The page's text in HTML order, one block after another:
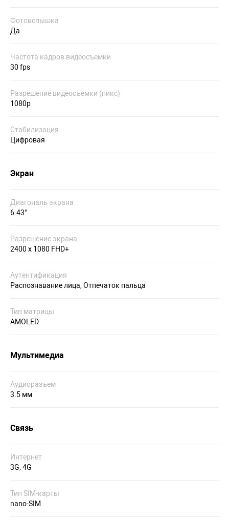
Фотовспышка
Да
Частота кадров видеосъемки
30 fps
Разрешение видеосъемки (пикс)
1080p
Стабилизация
Цифровая
Экран
Диагональ экрана
6.43"
Разрешение экрана
2400 x 1080 FHD+
Аутентификация
Распознавание лица, Отпечаток пальца
Тип матрицы
AMOLED
Мультимедиа
Аудиоразъем
3.5 мм
Связь
Интернет
3G, 4G
Тип SIM-карты
nano-SIM